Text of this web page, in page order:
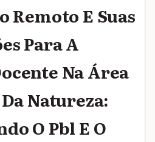
Remoto E Suas
Para A
Na Área
Natureza:
O Pbl E O